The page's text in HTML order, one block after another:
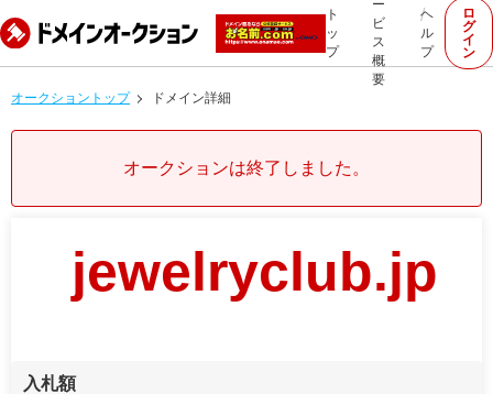
ト
ッ
プ
ー
ビ
ス
概
要
ヘ
ル
プ
ロ
グ
イ
ン
オークショントップ ドメイン詳細
オークションは終了しました。
jewelryclub.jp
入札額